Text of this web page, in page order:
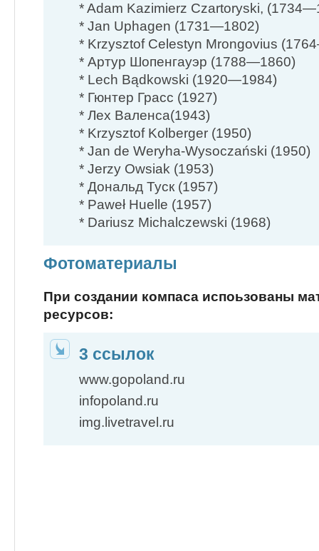
* Adam Kazimierz Czartoryski,
* Jan Uphagen (1731—1802)
* Krzysztof Celestyn Mrongovius
* Артур Шопенгауэр (1788—1860)
* Lech Bądkowski (1920—1984)
* Гюнтер Грасс (1927)
* Лех Валенса(1943)
* Krzysztof Kolberger (1950)
* Jan de Weryha-Wysoczański (1950)
* Jerzy Owsiak (1953)
* Дональд Туск (1957)
* Paweł Huelle (1957)
* Dariusz Michalczewski (1968)
Фотоматериалы
При создании компаса испоьзованы
ресурсов:
3 ссылок
www.gopoland.ru
infopoland.ru
img.livetravel.ru